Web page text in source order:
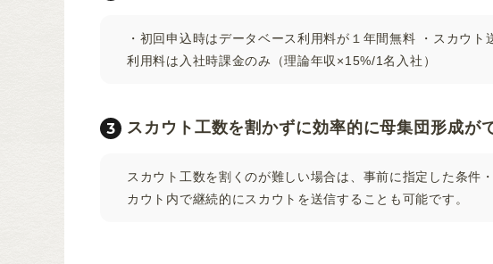
・初回申込時はデータベース利用料が１年間無料 ・スカウ
利用料は入社時課金のみ（理論年収×15%/1名入社）
スカウト工数を割かずに効率的に母集団形成が
スカウト工数を割くのが難しい場合は、事前に指定した条件
カウト内で継続的にスカウトを送信することも可能です。